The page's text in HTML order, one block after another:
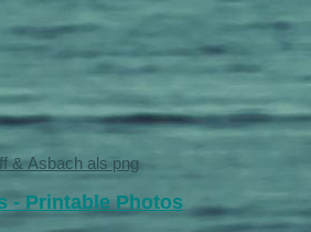
& Asbach als png
- Printable Photos